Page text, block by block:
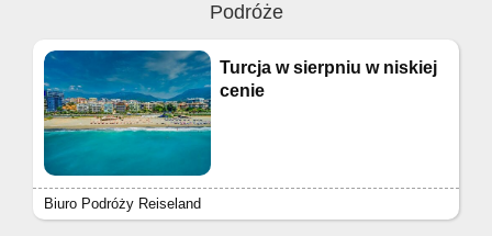
Podróże
Turcja w sierpniu w niskiej
cenie
Biuro Podróży Reiseland